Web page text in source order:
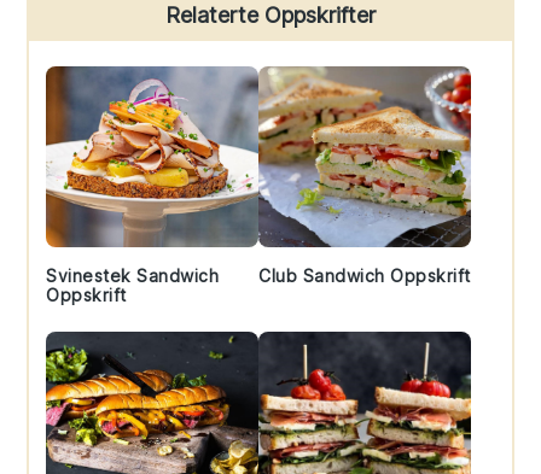
Sidebar
Relaterte Oppskrifter
Svinestek Sandwich
Oppskrift
Club Sandwich Oppskrift